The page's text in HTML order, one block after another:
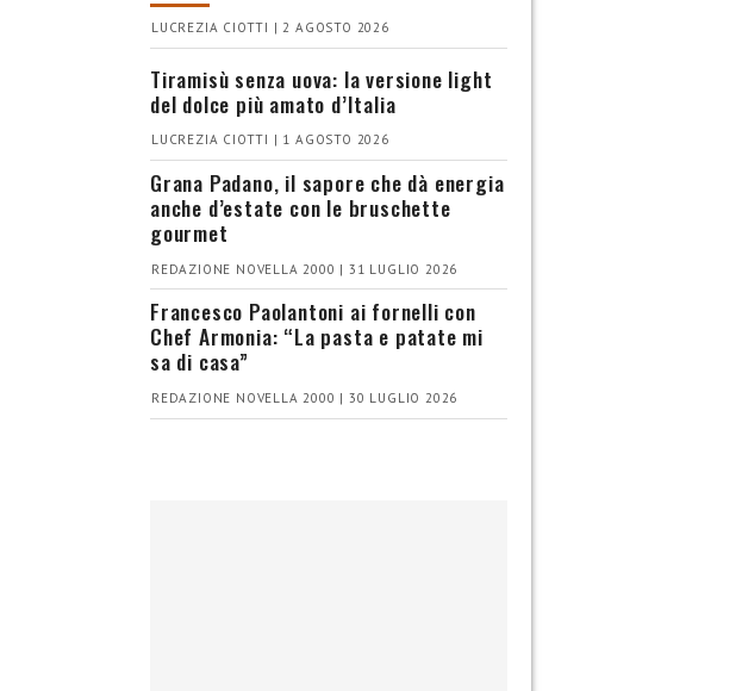
LUCREZIA CIOTTI | 2 AGOSTO 2026
Tiramisù senza uova: la versione light
del dolce più amato d’Italia
LUCREZIA CIOTTI | 1 AGOSTO 2026
Grana Padano, il sapore che dà energia
anche d’estate con le bruschette
gourmet
REDAZIONE NOVELLA 2000 | 31 LUGLIO 2026
Francesco Paolantoni ai fornelli con
Chef Armonia: “La pasta e patate mi
sa di casa”
REDAZIONE NOVELLA 2000 | 30 LUGLIO 2026